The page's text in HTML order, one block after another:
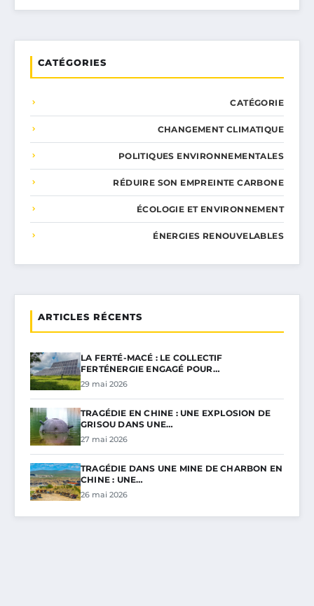
CATÉGORIES
CATÉGORIE
CHANGEMENT CLIMATIQUE
POLITIQUES ENVIRONNEMENTALES
RÉDUIRE SON EMPREINTE CARBONE
ÉCOLOGIE ET ENVIRONNEMENT
ÉNERGIES RENOUVELABLES
ARTICLES RÉCENTS
LA FERTÉ-MACÉ : LE COLLECTIF
FERTÉNERGIE ENGAGÉ POUR…
29 mai 2026
TRAGÉDIE EN CHINE : UNE EXPLOSION DE
GRISOU DANS UNE…
27 mai 2026
TRAGÉDIE DANS UNE MINE DE CHARBON EN
CHINE : UNE…
26 mai 2026